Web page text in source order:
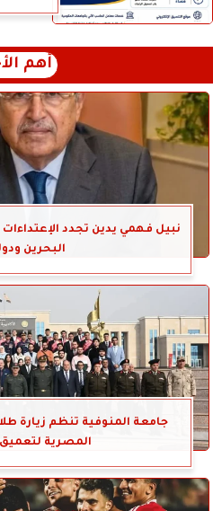
أهم
نبيل فهمي يدين تجدد
البحرين
جامعة المنوفية تنظم زيارة
المصرية